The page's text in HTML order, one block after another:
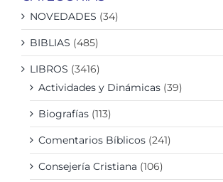
NOVEDADES (34)
BIBLIAS (485)
LIBROS (3416)
Actividades y Dinámicas (39)
Biografías (113)
Comentarios Bíblicos (241)
Consejería Cristiana (106)